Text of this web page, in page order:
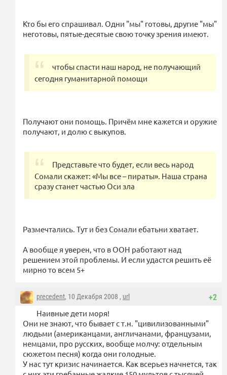
Кто бы его спрашивал. Одни "мы" готовы, другие "мы"
неготовы, пятые-десятые свою точку зрения имеют.
чтобы спасти наш народ, не получающий
сегодня гуманитарной помощи
Получают они помощь. Причём мне кажется и оружие
получают, и долю с выкупов.
Представьте что будет, если весь народ
Сомали скажет: «Мы все – пираты». Наша страна
сразу станет частью Оси зла
Размечтались. Тут и без Сомали ебатьни хватает.
А вообще я уверен, что в ООН работают над
решением этой проблемы. И если удастся решить её
мирно то всем 5+
+2
precedent, 10 Декабря 2008 , url
Наивные дети моря!
Они не знают, что бывает с т.н. "цивилизованными"
людьми (американцами, англичанами, французами,
немцами, про русских, вообще молчу: отдельным
сюжетом песня) когда они голодные.
У нас тут кризис начинается. Как всерьез начнется, так